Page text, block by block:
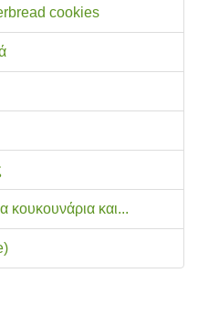
cookies
κουκουνάρια και...